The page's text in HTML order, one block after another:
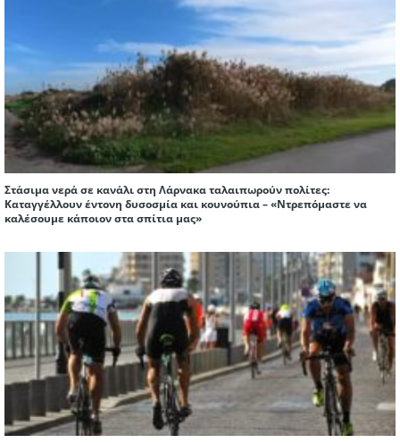
Στάσιμα νερά σε κανάλι στη Λάρνακα ταλαιπωρούν πολίτες:
Καταγγέλλουν έντονη δυσοσμία και κουνούπια – «Ντρεπόμαστε να
καλέσουμε κάποιον στα σπίτια μας»